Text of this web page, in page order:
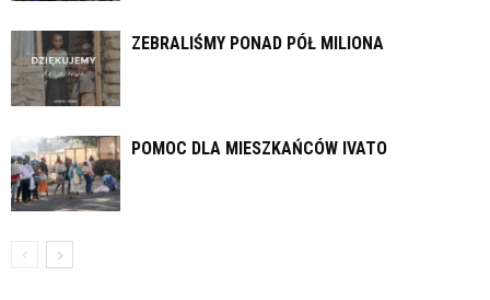
ZEBRALIŚMY PONAD PÓŁ MILIONA
POMOC DLA MIESZKAŃCÓW IVATO